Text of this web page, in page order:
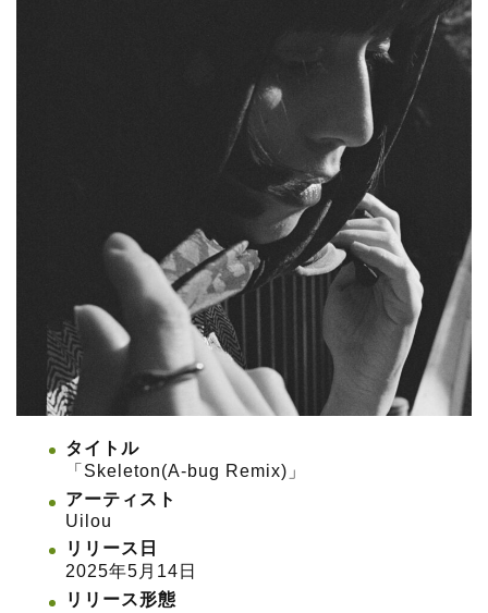
タイトル
「Skeleton(A-bug Remix)」
アーティスト
Uilou
リリース日
2025年5月14日
リリース形態